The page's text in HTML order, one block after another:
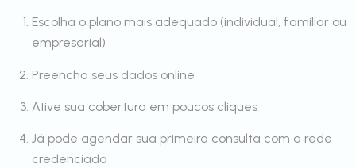
Escolha o plano mais adequado (individual, familiar ou
empresarial)
Preencha seus dados online
Ative sua cobertura em poucos cliques
Já pode agendar sua primeira consulta com a rede
credenciada